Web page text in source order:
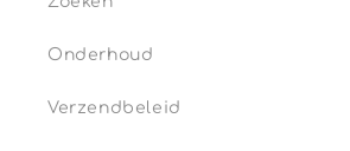
Onderhoud
Verzendbeleid